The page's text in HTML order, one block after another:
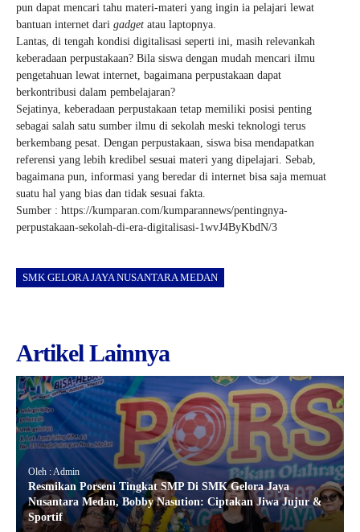
pun dapat mencari tahu materi-materi yang ingin ia pelajari lewat
bantuan internet dari gadget atau laptopnya.
Lantas, di tengah kondisi digitalisasi seperti ini, masih relevankah
keberadaan perpustakaan? Bila siswa dengan mudah mencari ilmu
pengetahuan lewat internet, bagaimana perpustakaan dapat
berkontribusi dalam pembelajaran?
Sejatinya, keberadaan perpustakaan tetap memiliki posisi penting
sebagai salah satu sumber ilmu di sekolah meski teknologi terus
berkembang pesat. Dengan perpustakaan, siswa bisa mendapatkan
referensi yang lebih kredibel sesuai materi yang dipelajari. Sebab,
bagaimana pun, informasi yang beredar di internet bisa saja memuat
suatu hal yang bias dan tidak sesuai fakta.
Sumber : https://kumparan.com/kumparannews/pentingnya-
perpustakaan-sekolah-di-era-digitalisasi-1wvJ4ByKbdN/3
SMK GELORA JAYA NUSANTARA MEDAN
Artikel Lainnya
Oleh : Admin
Resmikan Porseni Tingkat SMP Di SMK Gelora Jaya
Nusantara Medan, Bobby Nasution: Ciptakan Jiwa Jujur &
Sportif